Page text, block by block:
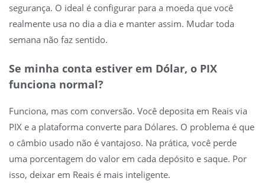
segurança. O ideal é configurar para a moeda que você
realmente usa no dia a dia e manter assim. Mudar toda
semana não faz sentido.
Se minha conta estiver em Dólar, o PIX
funciona normal?
Funciona, mas com conversão. Você deposita em Reais via
PIX e a plataforma converte para Dólares. O problema é que
o câmbio usado não é vantajoso. Na prática, você perde
uma porcentagem do valor em cada depósito e saque. Por
isso, deixar em Reais é mais inteligente.